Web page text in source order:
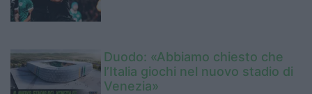
Duodo: «Abbiamo chiesto che
l’Italia giochi nel nuovo stadio di
Venezia»